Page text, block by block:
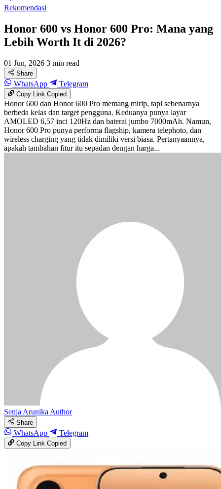
Rekomendasi
Honor 600 vs Honor 600 Pro: Mana yang
Lebih Worth It di 2026?
01 Jun, 2026 3 min read
Share
WhatsApp Telegram
Copy LinkCopied
Honor 600 dan Honor 600 Pro memang mirip, tapi sebenarnya
berbeda kelas dan target pengguna. Keduanya punya layar
AMOLED 6,57 inci 120Hz dan baterai jumbo 7000mAh. Namun,
Honor 600 Pro punya performa flagship, kamera telephoto, dan
wireless charging yang tidak dimiliki versi biasa. Pertanyaannya,
apakah tambahan fitur itu sepadan dengan harga...
Senja ArunikaAuthor
Share
WhatsApp Telegram
Copy LinkCopied